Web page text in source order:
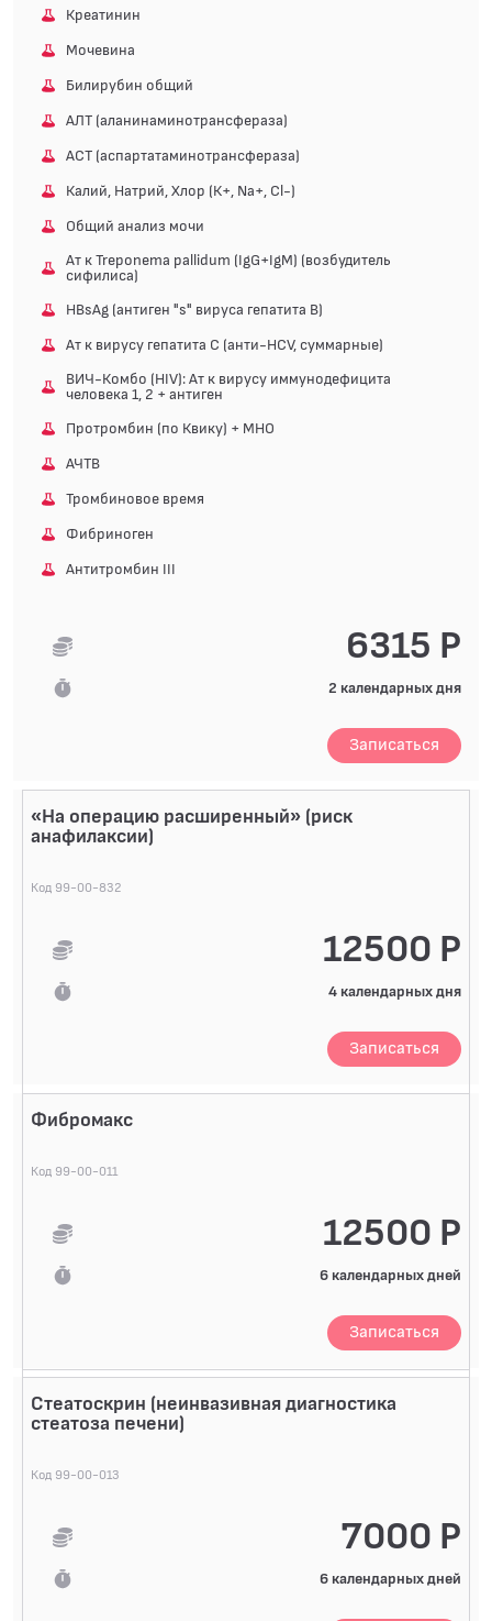
Креатинин
Мочевина
Билирубин общий
АЛТ (аланинаминотрансфераза)
АСТ (аспартатаминотрансфераза)
Калий, Натрий, Хлор (К+, Na+, Cl-)
Общий анализ мочи
Ат к Treponema pallidum (IgG+IgM) (возбудитель
сифилиса)
HВsAg (антиген "s" вируса гепатита В)
Ат к вирусу гепатита С (анти-HCV, суммарные)
ВИЧ-Комбо (HIV): Ат к вирусу иммунодефицита
человека 1, 2 + антиген
Протромбин (по Квику) + МНО
АЧТВ
Тромбиновое время
Фибриноген
Антитромбин III
6315 Р
2 календарных дня
Записаться
«На операцию расширенный» (риск
анафилаксии)
Код 99-00-832
12500 Р
4 календарных дня
Записаться
Фибромакс
Код 99-00-011
12500 Р
6 календарных дней
Записаться
Стеатоскрин (неинвазивная диагностика
стеатоза печени)
Код 99-00-013
7000 Р
6 календарных дней